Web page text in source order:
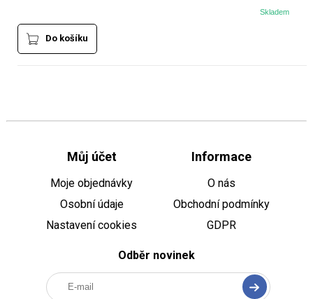
Skladem
Do košíku
Můj účet
Moje objednávky
Osobní údaje
Nastavení cookies
Informace
O nás
Obchodní podmínky
GDPR
Odběr novinek